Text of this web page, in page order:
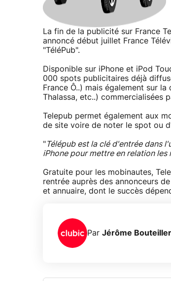
La fin de la publicité sur France
annoncé début juillet France
"TéléPub".
Disponible sur iPhone et iPod
000 spots publicitaires déjà
France Ô..) mais également sur
Thalassa, etc..) commercialisées
Telepub permet également aux
de site voire de noter le spot ou
"Télépub est la clé d'entrée dans
iPhone pour mettre en relation les
Gratuite pour les mobinautes,
rentrée auprès des annonceurs
et annuaire, dont le succès
Par Jérôme Bouteiller